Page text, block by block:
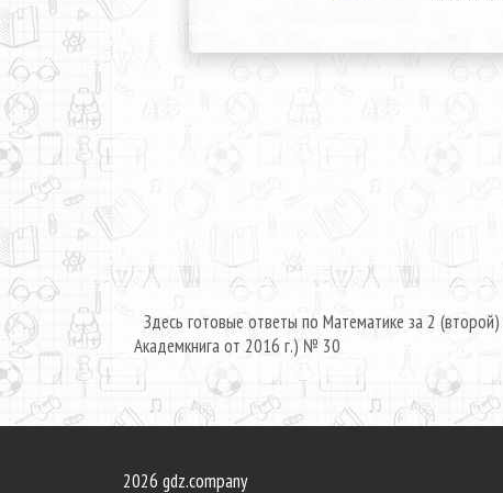
Здесь готовые ответы по Математике за 2
Академкнига от 2016 г.) № 30
2026 gdz.company